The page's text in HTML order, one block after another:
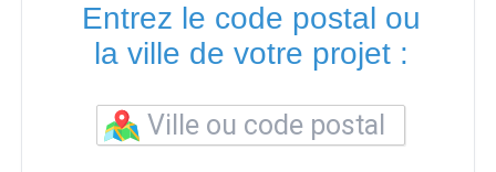
Entrez le code postal ou
la ville de votre projet :